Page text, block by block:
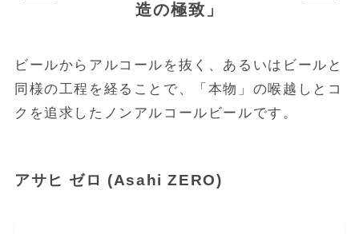
造の極致」
ビールからアルコールを抜く、あるいはビールと
同様の工程を経ることで、「本物」の喉越しとコ
クを追求したノンアルコールビールです。
アサヒ ゼロ (Asahi ZERO)